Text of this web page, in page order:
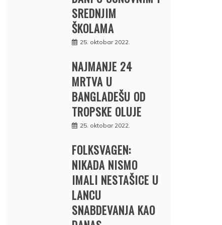
SREDNJIM
ŠKOLAMA
25. oktobar 2022.
NAJMANJE 24
MRTVA U
BANGLADEŠU OD
TROPSKE OLUJE
25. oktobar 2022.
FOLKSVAGEN:
NIKADA NISMO
IMALI NESTAŠICE U
LANCU
SNABDEVANJA KAO